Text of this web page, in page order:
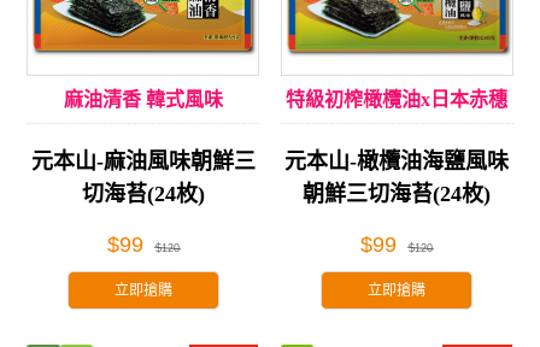
麻油清香 韓式風味
元本山-麻油風味朝鮮三
切海苔(24枚)
$99 $120
立即搶購
特級初榨橄欖油x日本赤穗
海鹽
元本山-橄欖油海鹽風味​
朝鮮三切海苔(24枚)
$99 $120
立即搶購